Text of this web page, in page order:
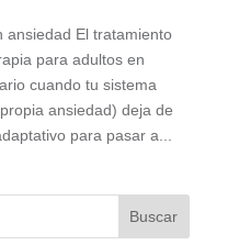
ansiedad El tratamiento
para adultos en
cuando tu sistema
ansiedad) deja de
para pasar a...
Buscar